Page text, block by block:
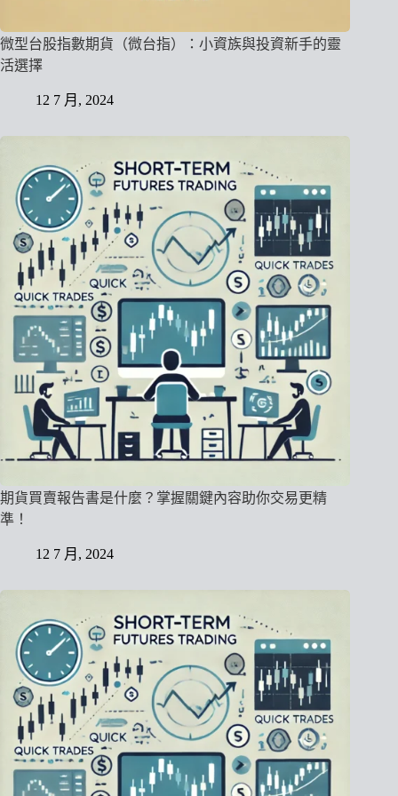
微型台股指數期貨（微台指）：小資族與投資新手的靈
活選擇
12 7 月, 2024
期貨買賣報告書是什麼？掌握關鍵內容助你交易更精
準！
12 7 月, 2024